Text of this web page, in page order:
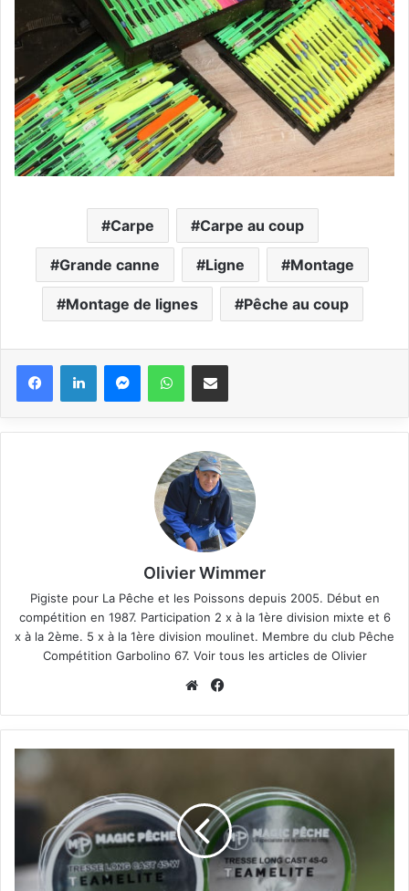
Carpe Carpe au coup
Grande canne Ligne Montage
Montage de lignes Pêche au coup
Olivier Wimmer
Pigiste pour La Pêche et les Poissons depuis 2005. Début en
compétition en 1987. Participation 2 x à la 1ère division mixte et 6
x à la 2ème. 5 x à la 1ère division moulinet. Membre du club Pêche
Compétition Garbolino 67. Voir tous les articles de Olivier
We
te
bo
ok
M
g
ê